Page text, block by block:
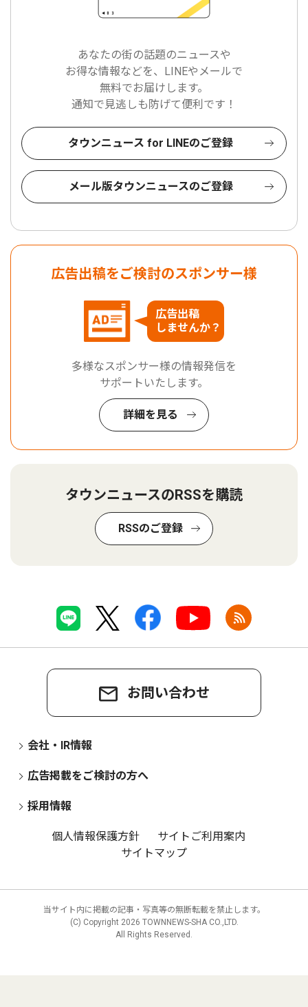
あなたの街の話題のニュースや
お得な情報などを、LINEやメールで
無料でお届けします。
通知で見逃しも防げて便利です！
タウンニュース for LINEのご登録
メール版タウンニュースのご登録
広告出稿をご検討のスポンサー様
広告出稿
しませんか？
多様なスポンサー様の情報発信を
サポートいたします。
詳細を見る
タウンニュースのRSSを購読
RSSのご登録
お問い合わせ
会社・IR情報
広告掲載をご検討の方へ
採用情報
個人情報保護方針
サイトご利用案内
サイトマップ
当サイト内に掲載の記事・写真等の無断転載を禁止します。
(C) Copyright 2026 TOWNNEWS-SHA CO.,LTD.
All Rights Reserved.